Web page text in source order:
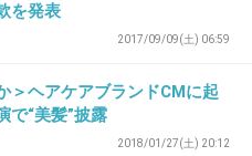
りが女優になるには
やってたそう。
を発表
2017/09/09(土) 06:59
＞ヘアケアブランドCMに起
“美髪”披露
2018/01/27(土) 20:12